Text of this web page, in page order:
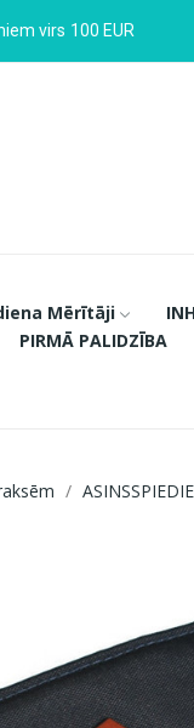
virs 100 EUR
Mērītāji
PIRMĀ PALIDZĪBA